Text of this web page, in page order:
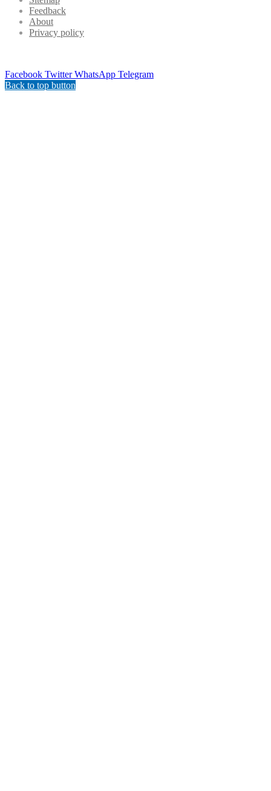
Feedback
About
Privacy policy
Facebook Twitter WhatsApp Telegram
Back to top button